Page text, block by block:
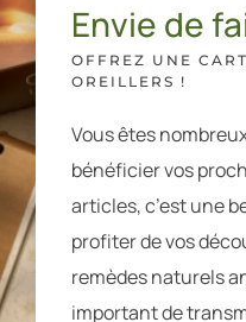
Envie de
OFFREZ UNE
OREILLERS !
Vous êtes
bénéficier vos
articles, c’est une
profiter de vos
remèdes naturels
important de